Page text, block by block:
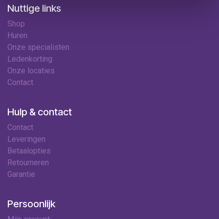
Nuttige links
Shop
Huren
Onze specialisten
Ledenkorting
Onze locaties
Contact
Hulp & contact
Contact
Leveringen
Betaalopties
Retourneren
Garantie
Persoonlijk